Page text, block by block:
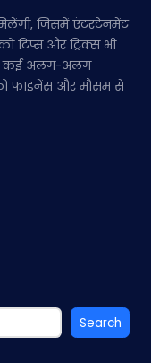
जिसमें एंटरटेनमेंट
टिप्स और ट्रिक्स भी
कई अलग-अलग
फाइनेंस और मौसम से
Search